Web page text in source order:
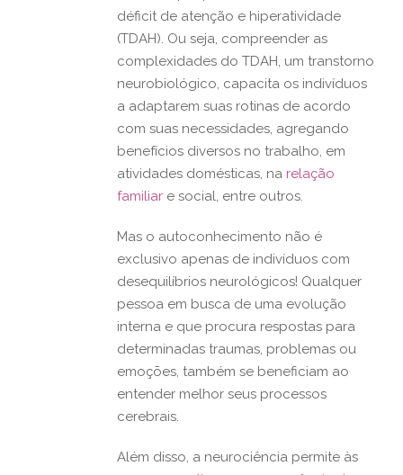
déficit de atenção e hiperatividade
(TDAH). Ou seja, compreender as
complexidades do TDAH, um transtorno
neurobiológico, capacita os indivíduos
a adaptarem suas rotinas de acordo
com suas necessidades, agregando
benefícios diversos no trabalho, em
atividades domésticas, na relação
familiar e social, entre outros.
Mas o autoconhecimento não é
exclusivo apenas de indivíduos com
desequilíbrios neurológicos! Qualquer
pessoa em busca de uma evolução
interna e que procura respostas para
determinadas traumas, problemas ou
emoções, também se beneficiam ao
entender melhor seus processos
cerebrais.
Além disso, a neurociência permite às